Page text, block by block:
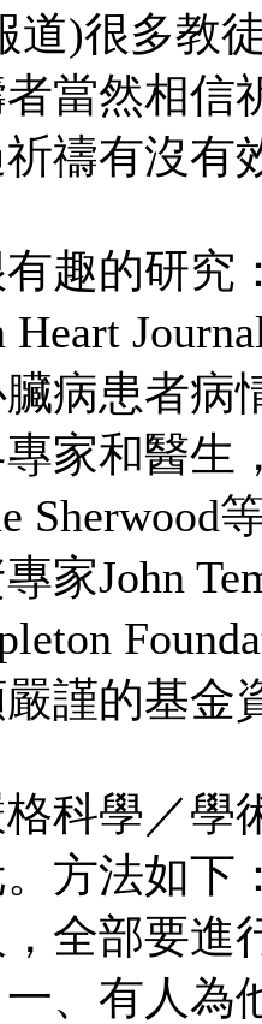
道)很多教
當然相信
禱有沒有
趣的研究
Heart
病患者病
家和醫生
家John
謹的基金
科學／學
方法如下
全部要進
、有人為